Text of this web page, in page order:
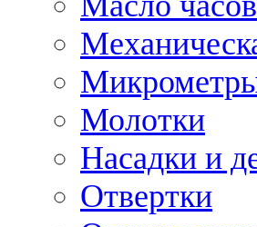
Молотки
Насадки и
Отвертки